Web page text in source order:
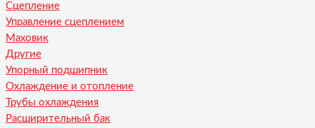
Сцепление
Управление сцеплением
Маховик
Другие
Упорный подшипник
Охлаждение и отопление
Трубы охлаждения
Расширительный бак